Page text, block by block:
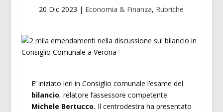
20 Dic 2023 | Economia & Finanza, Rubriche
E’ iniziato ieri in Consiglio comunale l’esame del
bilancio, relatore l’assessore competente
Michele Bertucco. Il centrodestra ha presentato